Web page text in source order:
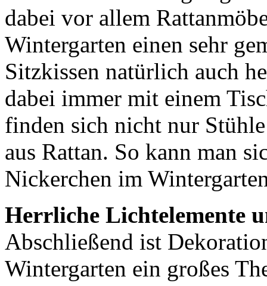
dabei vor allem
Wintergarten einen sehr
Sitzkissen natürlich auch
dabei immer mit einem
finden sich nicht nur
aus Rattan. So kann man
Nickerchen im
Herrliche Lichtelemente
Abschließend ist
Wintergarten ein großes